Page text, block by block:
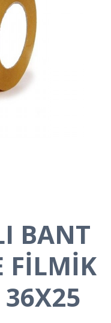
BANT
FİLMİK